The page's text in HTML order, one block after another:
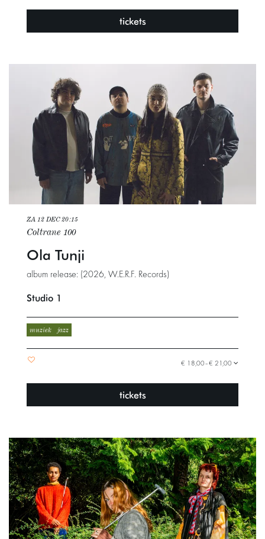
tickets
Ola Tunji
album release: (2026, W.E.R.F. Records)
Coltrane 100
ZA 12 DEC20:15
Studio 1
muziek jazz
€ 18,00–€ 21,00
tickets